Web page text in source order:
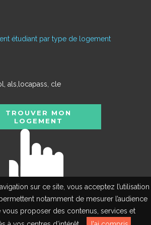
sur ce site, vous acceptez l’utilisation
notamment de mesurer l’audience
vous proposer des contenus, services et
étudiant par type de logement
als,locapass, cle
TROUVER MON
LOGEMENT